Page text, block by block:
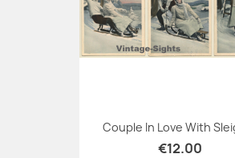
Couple In Love With
€12.00